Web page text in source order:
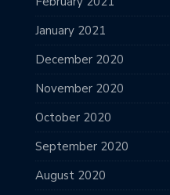
January 2021
December 2020
November 2020
October 2020
September 2020
August 2020